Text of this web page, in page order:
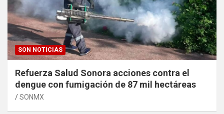
SON NOTICIAS
Refuerza Salud Sonora acciones contra el
dengue con fumigación de 87 mil hectáreas
SONMX